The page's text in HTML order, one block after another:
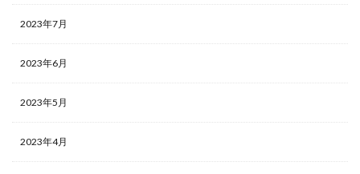
2023年7月
2023年6月
2023年5月
2023年4月